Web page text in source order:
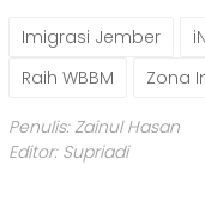
Imigrasi Jember
Raih WBBM
Zona
Penulis: Zainul Hasan
Editor: Supriadi